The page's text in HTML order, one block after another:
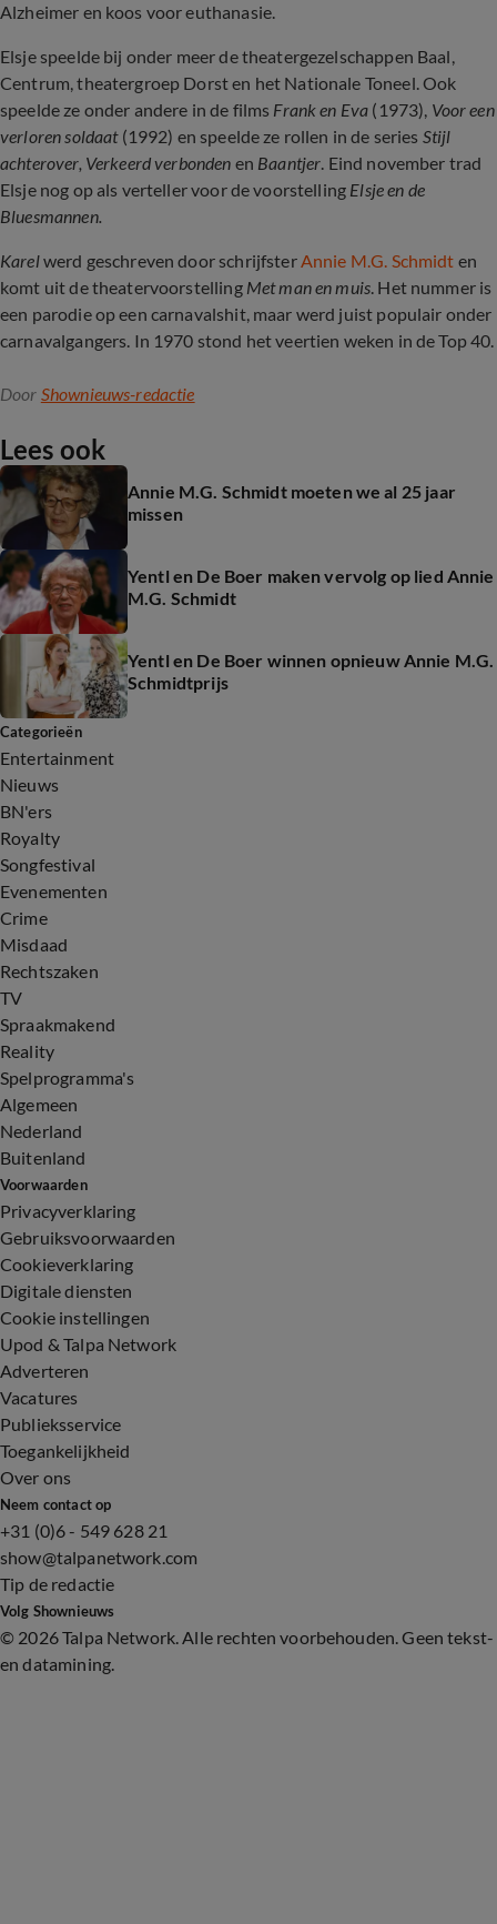
Alzheimer en koos voor euthanasie.
Elsje speelde bij onder meer de theatergezelschappen Baal,
Centrum, theatergroep Dorst en het Nationale Toneel. Ook
speelde ze onder andere in de films Frank en Eva (1973), Voor een
verloren soldaat(1992) en speelde ze rollen in de series Stijl
achterover, Verkeerd verbonden en Baantjer. Eind november trad
Elsje nog op als verteller voor de voorstelling Elsje en de
Bluesmannen.
Karelwerd geschreven door schrijfsterAnnie M.G. Schmidt en
komt uit de theatervoorstelling Met man en muis. Het nummer is
een parodie op een carnavalshit, maar werd juist populair onder
carnavalgangers. In 1970 stond het veertien weken in de Top 40.
Door Shownieuws-redactie
Lees ook
Annie M.G. Schmidt moeten we al 25 jaar
missen
Yentl en De Boer maken vervolg op lied Annie
M.G. Schmidt
Yentl en De Boer winnen opnieuw Annie M.G.
Schmidtprijs
Categorieën
Entertainment
Nieuws
BN'ers
Royalty
Songfestival
Evenementen
Crime
Misdaad
Rechtszaken
TV
Spraakmakend
Reality
Spelprogramma's
Algemeen
Nederland
Buitenland
Voorwaarden
Privacyverklaring
Gebruiksvoorwaarden
Cookieverklaring
Digitale diensten
Cookie instellingen
Upod & Talpa Network
Adverteren
Vacatures
Publieksservice
Toegankelijkheid
Over ons
Neem contact op
+31 (0)6 - 549 628 21
show@talpanetwork.com
Tip de redactie
Volg Shownieuws
© 2026 Talpa Network. Alle rechten voorbehouden. Geen tekst-
en datamining.